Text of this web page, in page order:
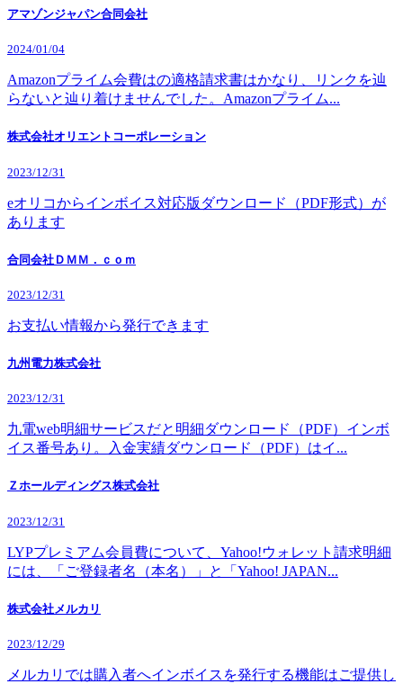
アマゾンジャパン合同会社
2024/01/04
Amazonプライム会費はの適格請求書はかなり、リンクを辿
らないと辿り着けませんでした。Amazonプライム...
株式会社オリエントコーポレーション
2023/12/31
eオリコからインボイス対応版ダウンロード（PDF形式）が
あります
合同会社ＤＭＭ．ｃｏｍ
2023/12/31
お支払い情報から発行できます
九州電力株式会社
2023/12/31
九電web明細サービスだと明細ダウンロード（PDF）インボ
イス番号あり。入金実績ダウンロード（PDF）はイ...
Ｚホールディングス株式会社
2023/12/31
LYPプレミアム会員費について、Yahoo!ウォレット請求明細
には、「ご登録者名（本名）」と「Yahoo! JAPAN...
株式会社メルカリ
2023/12/29
メルカリでは購入者へインボイスを発行する機能はご提供し